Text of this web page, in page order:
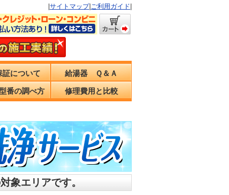
サイトマップ| ご利用ガイド
証について 給湯器 Ｑ＆Ａ
番の調べ方 修理費用と比較
象エリアです。